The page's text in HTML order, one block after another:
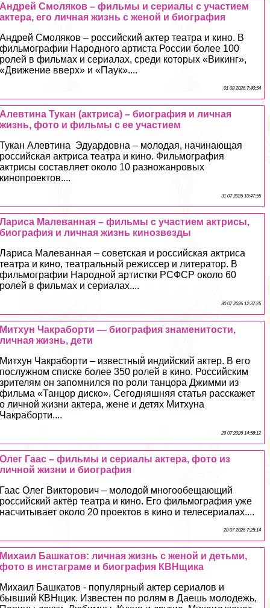
Андрей Смоляков – фильмы и сериалы с участием
актера, его личная жизнь с женой и биография
Андрей Смоляков – российский актер театра и кино. В
фильмографии Народного артиста России более 100
ролей в фильмах и сериалах, среди которых «Викинг»,
«Движение вверх» и «Паук»....
01 08 2026 7:40:54
Алевтина Тукан (актриса) – биография и личная
жизнь, фото и фильмы с ее участием
Тукан Алевтина Эдуардовна – молодая, начинающая
российская актриса театра и кино. Фильмография
актрисы составляет около 10 разножанровых
кинопроектов....
31 07 2026 10:47:55
Лариса Малеванная – фильмы с участием актрисы,
биография и личная жизнь кинозвезды
Лариса Малеванная – советская и российская актриса
театра и кино, театральный режиссер и литератор. В
фильмографии Народной артистки РСФСР около 60
ролей в фильмах и сериалах....
30 07 2026 12:37:25
Митхун Чакрaбopти — биография знаменитости,
личная жизнь, дети
Митхун Чакрaбopти – известный индийский актер. В его
послужном списке более 350 ролей в кино. Российским
зрителям он запомнился по роли танцора Джимми из
фильма «Танцор диско». Сегодняшняя статья расскажет
о личной жизни актера, жене и детях Митхуна
Чакрaбopти....
29 07 2026 14:58:12
Олег Гаас – фильмы и сериалы актера, фото из
личной жизни и биография
Гаас Олег Викторович – молодой многообещающий
российский актёр театра и кино. Его фильмография уже
насчитывает около 20 проектов в кино и телесериалах....
28 07 2026 7:25:14
Михаил Башкатов: личная жизнь с женой и детьми,
фото в инстаграме и биография КВНщика
Михаил Башкатов - популярный актер сериалов и
бывший КВНщик. Известен по ролям в Даешь молодежь,